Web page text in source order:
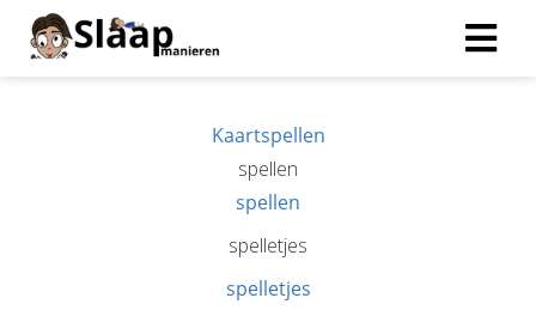
Kaartspellen
spellen
spellen
spelletjes
spelletjes